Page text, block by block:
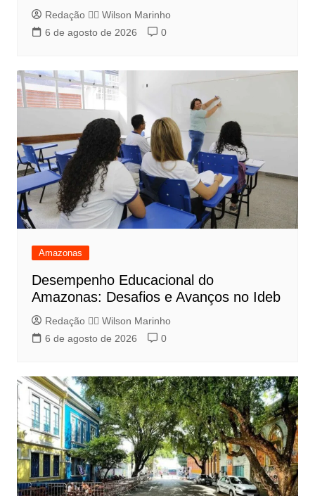
Redação 👨‍⚖️​ Wilson Marinho
6 de agosto de 2026
0
Amazonas
Desempenho Educacional do
Amazonas: Desafios e Avanços no Ideb
Redação 👨‍⚖️​ Wilson Marinho
6 de agosto de 2026
0